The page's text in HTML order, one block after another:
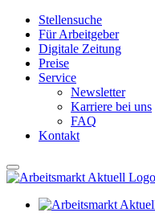
Stellensuche
Für Arbeitgeber
Digitale Zeitung
Preise
Service
Newsletter
Karriere bei uns
FAQ
Kontakt